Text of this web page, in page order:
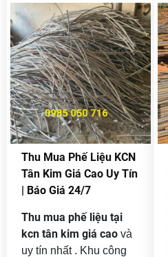
máy móc cũ thanh lý .
tỉnh lân cận . Trong
bối cảnh nhu cầu
thanh lý xe ô tô cũ
ngày càng tăng cao
tại TP.HCM, việc lựa
chọnđơn vị thu mua
xe ô tô cũ giá cao, uy
tín và chuyên nghiệp
là yếu tố then chốt
giúp khách hàngbán
xe nhanh – được giá
lý.
Thu Mua Phế Liệu KCN
Tân Kim Giá Cao Uy Tín
| Báo Giá 24/7
Thu mua phế liệu tại
kcn tân kim giá cao và
uy tín nhất . Khu công